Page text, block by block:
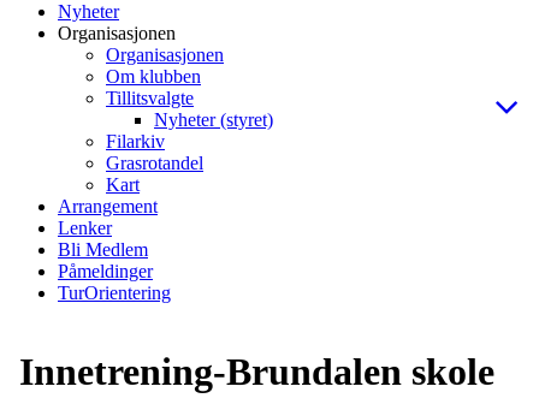
Nyheter
Organisasjonen
Organisasjonen
Om klubben
Tillitsvalgte
Nyheter (styret)
Filarkiv
Grasrotandel
Kart
Arrangement
Lenker
Bli Medlem
Påmeldinger
TurOrientering
Innetrening-Brundalen skole